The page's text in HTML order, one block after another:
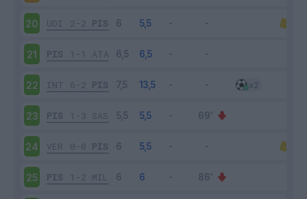
20 UDI 2-2 PIS
21 PIS 1-1 ATA
22 INT 6-2 PIS
23 PIS 1-3 SAS
24 VER 0-0 PIS
25 PIS 1-2 MIL